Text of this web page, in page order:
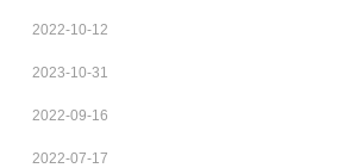
2022-10-12
2023-10-31
2022-09-16
2022-07-17